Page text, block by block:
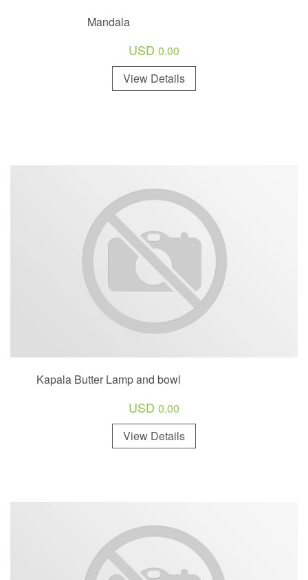
Mandala
USD 0.00
View Details
Kapala Butter Lamp and bowl
USD 0.00
View Details